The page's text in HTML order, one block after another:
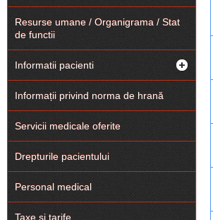
Resurse umane / Organigrama / Stat
de functii
Informatii pacienti
Informații privind norma de hrană
Servicii medicale oferite
Drepturile pacientului
Personal medical
Taxe si tarife